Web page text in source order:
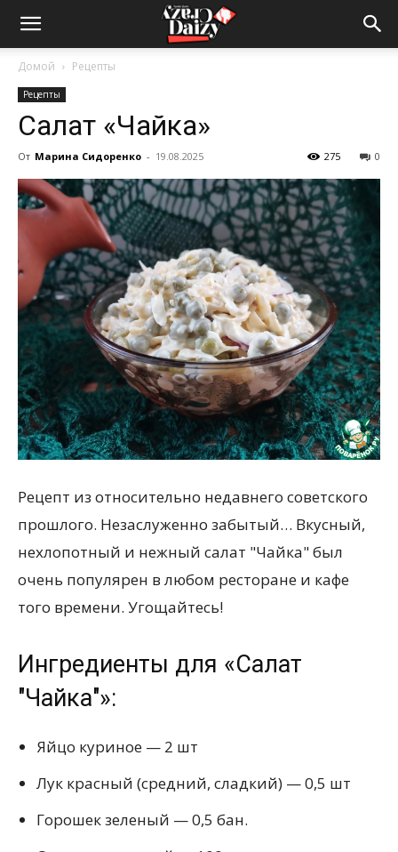
Crazy-
Daizy
сумашедшие
новости
обо
всем
Домой Рецепты
Рецепты
Салат «Чайка»
От Марина Сидоренко - 19.08.2025 0
275
Рецепт из относительно недавнего советского
прошлого. Незаслуженно забытый… Вкусный,
нехлопотный и нежный салат "Чайка" был
очень популярен в любом ресторане и кафе
того времени. Угощайтесь!
Ингредиенты для «Салат
"Чайка"»:
Яйцо куриное — 2 шт
Лук красный (средний, сладкий) — 0,5 шт
Горошек зеленый — 0,5 бан.